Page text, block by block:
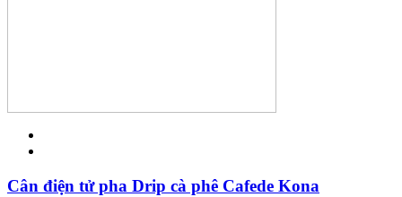
Cân điện tử pha Drip cà phê Cafede Kona